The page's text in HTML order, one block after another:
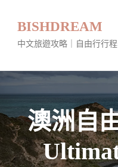
BISHDREAM
中文旅遊攻略｜自由行行
澳洲自